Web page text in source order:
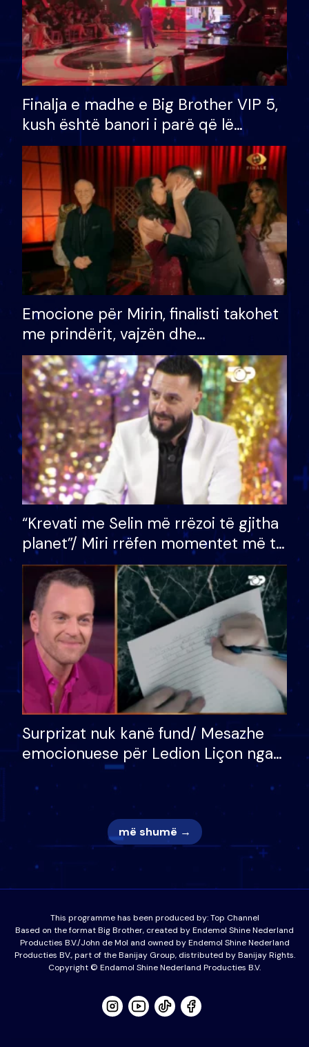
Finalja e madhe e Big Brother VIP 5,
kush është banori i parë që lë
shtëpinë dhe humb mundësinë për
të fituar çmimin e madh
Emocione për Mirin, finalisti takohet
me prindërit, vajzën dhe
bashkëshorten: S’kemi ndonjë letër
divorci apo jo?
“Krevati me Selin më rrëzoi të gjitha
planet”/ Miri rrëfen momentet më të
bukura në shtëpinë e BB VIP: Do më
mungojë zilja e mëngjesit kur…
Surprizat nuk kanë fund/ Mesazhe
emocionuese për Ledion Liçon nga
nëna dhe fëmijët e tij, moderatori
nuk i mban dot lotët: Nuk meritoj…
më shumë →
This programme has been produced by:Top Channel
Based on the format Big Brother, created by Endemol Shine Nederland
Producties B.V./John de Mol and owned by Endemol Shine Nederland
Producties BV., part of the Banijay Group, distributed by Banijay Rights.
Copyright © Endamol Shine Nederland Producties B.V.